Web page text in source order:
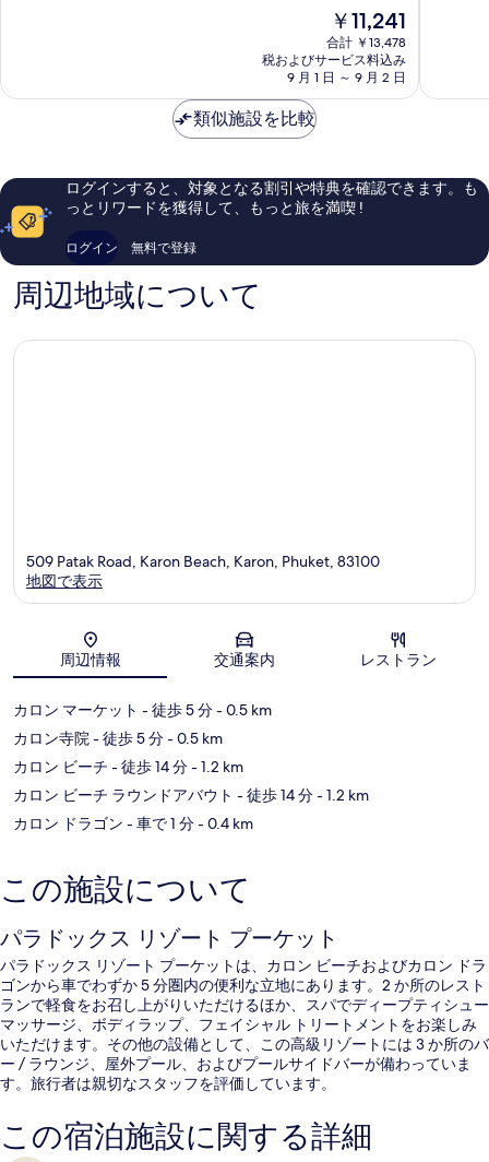
パ
ビ
チ
Karon
素
い、
コ
ミ
件
の
コ
現
在
の
料
金
￥11,241
合計 ￥13,478
税およびサービス料込み
9 月 1 日 ～ 9 月 2 日
カ
M
ギ
も
し
い、
の
類似施設を比較
ログインすると、対象となる割引や特典を確認できます。も
っとリワードを獲得して、もっと旅を満喫 !
ログイン 無料で登録
周辺地域について
地図
509 Patak Road, Karon Beach, Karon, Phuket, 83100
地図で表示
周辺情報 交通案内 レストラン
カロン マーケット - 徒歩 5 分- 0.5 km
カロン寺院- 徒歩 5 分- 0.5 km
カロン ビーチ - 徒歩 14 分- 1.2 km
カロン ビーチ ラウンドアバウト - 徒歩 14 分- 1.2 km
カロン ドラゴン - 車で 1 分- 0.4 km
この施設について
パラドックス リゾート プーケット
パラドックス リゾート プーケットは、カロン ビーチおよびカロン ドラ
ゴンから車でわずか 5 分圏内の便利な立地にあります。2 か所のレスト
ランで軽食をお召し上がりいただけるほか、スパでディープティシュー
マッサージ、ボディラップ、フェイシャル トリートメントをお楽しみ
いただけます。その他の設備として、この高級リゾートには 3 か所のバ
ー / ラウンジ、屋外プール、およびプールサイドバーが備わっていま
す。旅行者は親切なスタッフを評価しています。
この宿泊施設に関する詳細